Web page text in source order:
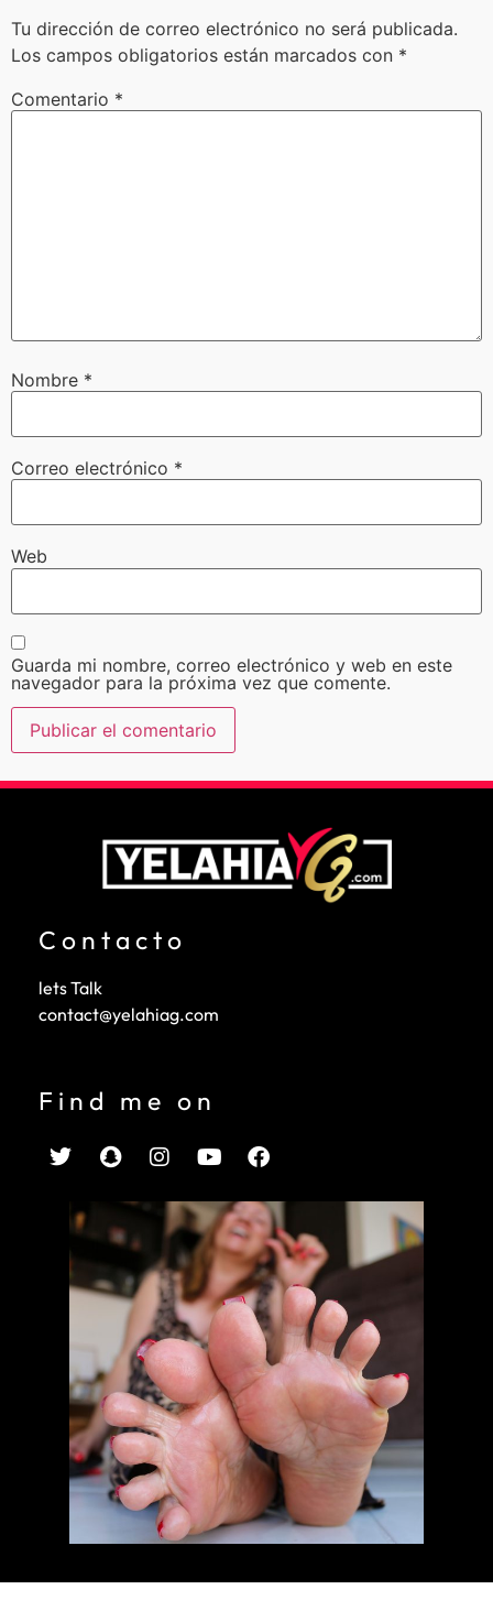
Tu dirección de correo electrónico no será publicada.
Los campos obligatorios están marcados con *
Comentario *
Nombre *
Correo electrónico *
Web
Guarda mi nombre, correo electrónico y web en este
navegador para la próxima vez que comente.
Contacto
lets Talk
contact@yelahiag.com
Find me on